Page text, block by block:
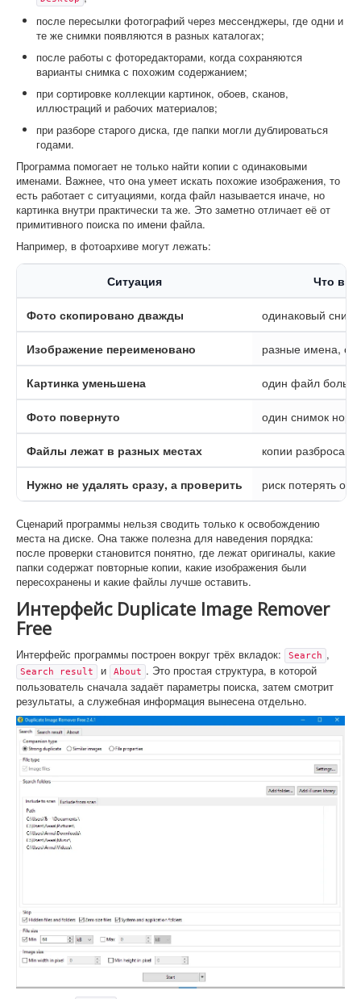
после пересылки фотографий через мессенджеры, где одни и
те же снимки появляются в разных каталогах;
после работы с фоторедакторами, когда сохраняются
варианты снимка с похожим содержанием;
при сортировке коллекции картинок, обоев, сканов,
иллюстраций и рабочих материалов;
при разборе старого диска, где папки могли дублироваться
годами.
Программа помогает не только найти копии с одинаковыми
именами. Важнее, что она умеет искать похожие изображения, то
есть работает с ситуациями, когда файл называется иначе, но
картинка внутри практически та же. Это заметно отличает её от
примитивного поиска по имени файла.
Например, в фотоархиве могут лежать:
Ситуация Что
Фото скопировано дважды одинаковый
Изображение переименовано разные имена,
Картинка уменьшена один файл
Фото повернуто один снимок
Файлы лежат в разных местах копии
Нужно не удалять сразу, а проверить риск потерять
Сценарий программы нельзя сводить только к освобождению
места на диске. Она также полезна для наведения порядка:
после проверки становится понятно, где лежат оригиналы, какие
папки содержат повторные копии, какие изображения были
пересохранены и какие файлы лучше оставить.
Интерфейс Duplicate Image Remover
Free
Интерфейс программы построен вокруг трёх вкладок: Search ,
Search result и About . Это простая структура, в которой
пользователь сначала задаёт параметры поиска, затем смотрит
результаты, а служебная информация вынесена отдельно.